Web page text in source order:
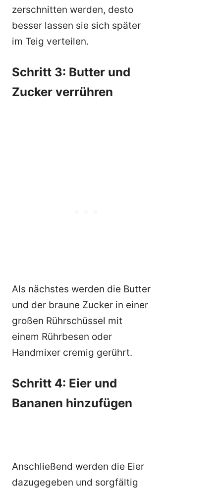
zerschnitten werden, desto
besser lassen sie sich später
im Teig verteilen.
Schritt 3: Butter und
Zucker verrühren
Als nächstes werden die Butter
und der braune Zucker in einer
großen Rührschüssel mit
einem Rührbesen oder
Handmixer cremig gerührt.
Schritt 4: Eier und
Bananen hinzufügen
Anschließend werden die Eier
dazugegeben und sorgfältig